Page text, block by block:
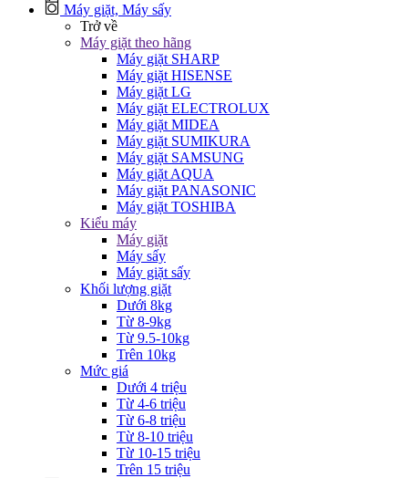
Máy giặt, Máy sấy
Trở về
Máy giặt theo hãng
Máy giặt SHARP
Máy giặt HISENSE
Máy giặt LG
Máy giặt ELECTROLUX
Máy giặt MIDEA
Máy giặt SUMIKURA
Máy giặt SAMSUNG
Máy giặt AQUA
Máy giặt PANASONIC
Máy giặt TOSHIBA
Kiểu máy
Máy giặt
Máy sấy
Máy giặt sấy
Khối lượng giặt
Dưới 8kg
Từ 8-9kg
Từ 9.5-10kg
Trên 10kg
Mức giá
Dưới 4 triệu
Từ 4-6 triệu
Từ 6-8 triệu
Từ 8-10 triệu
Từ 10-15 triệu
Trên 15 triệu